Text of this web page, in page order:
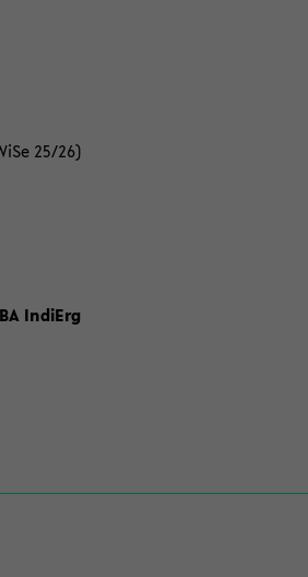
25/26)
IndiErg